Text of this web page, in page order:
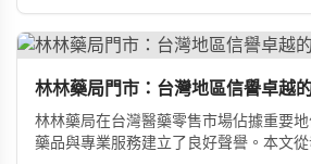
林林藥局門市：台灣地區信譽卓越
林林藥局在台灣醫藥零售市場佔據重要
藥品與專業服務建立了良好聲譽。本文